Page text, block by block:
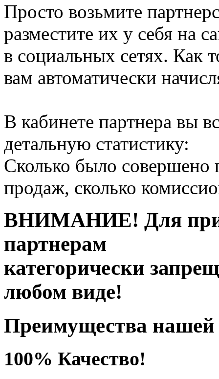
Просто возьмите
разместите их у себя на
в социальных сетях. Как
вам автоматически
В кабинете партнера вы
детальную статистику:
Сколько было совершено
продаж, сколько
ВНИМАНИЕ! Для
партнерам
категорически
любом виде!
Преимущества
100% Качество!